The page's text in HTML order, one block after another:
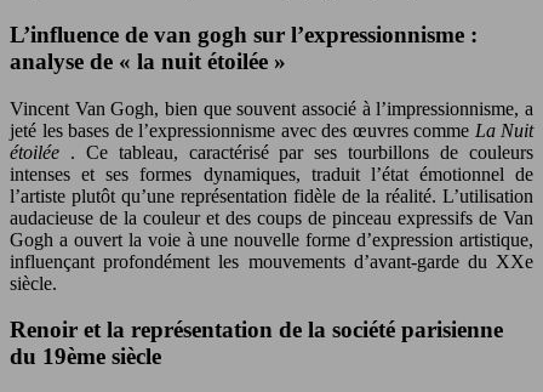
L’influence de van gogh sur l’expressionnisme :
analyse de « la nuit étoilée »
Vincent Van Gogh, bien que souvent associé à l’impressionnisme, a
jeté les bases de l’expressionnisme avec des œuvres comme La Nuit
étoilée . Ce tableau, caractérisé par ses tourbillons de couleurs
intenses et ses formes dynamiques, traduit l’état émotionnel de
l’artiste plutôt qu’une représentation fidèle de la réalité. L’utilisation
audacieuse de la couleur et des coups de pinceau expressifs de Van
Gogh a ouvert la voie à une nouvelle forme d’expression artistique,
influençant profondément les mouvements d’avant-garde du XXe
siècle.
Renoir et la représentation de la société parisienne
du 19ème siècle